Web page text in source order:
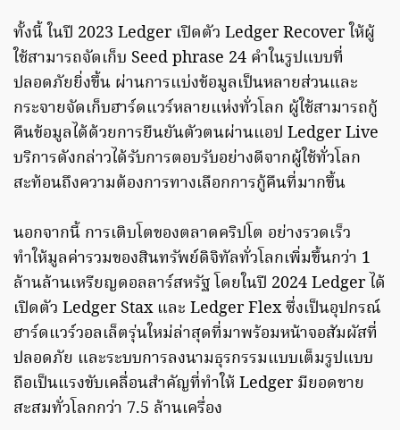
ทั้งนี้ ในปี 2023 Ledger เปิดตัว Ledger Recover ให้ผู้
ใช้สามารถจัดเก็บ Seed phrase 24 คำในรูปแบบที่
ปลอดภัยยิ่งขึ้น ผ่านการแบ่งข้อมูลเป็นหลายส่วนและ
กระจายจัดเก็บฮาร์ดแวร์หลายแห่งทั่วโลก ผู้ใช้สามารถกู้
คืนข้อมูลได้ด้วยการยืนยันตัวตนผ่านแอป Ledger Live
บริการดังกล่าวได้รับการตอบรับอย่างดีจากผู้ใช้ทั่วโลก
สะท้อนถึงความต้องการทางเลือกการกู้คืนที่มากขึ้น
นอกจากนี้ การเติบโตของตลาดคริปโต อย่างรวดเร็ว
ทำให้มูลค่ารวมของสินทรัพย์ดิจิทัลทั่วโลกเพิ่มขึ้นกว่า 1
ล้านล้านเหรียญดอลลาร์สหรัฐ โดยในปี 2024 Ledger ได้
เปิดตัว Ledger Stax และ Ledger Flex ซึ่งเป็นอุปกรณ์
ฮาร์ดแวร์วอลเล็ตรุ่นใหม่ล่าสุดที่มาพร้อมหน้าจอสัมผัสที่
ปลอดภัย และระบบการลงนามธุรกรรมแบบเต็มรูปแบบ
ถือเป็นแรงขับเคลื่อนสำคัญที่ทำให้ Ledger มียอดขาย
สะสมทั่วโลกกว่า 7.5 ล้านเครื่อง